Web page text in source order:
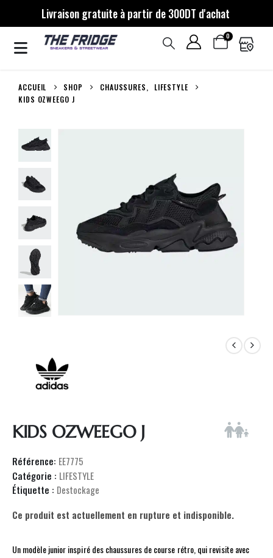
Livraison gratuite à partir de 300DT d'achat
0
ACCUEIL SHOP CHAUSSURES,
LIFESTYLE
KIDS OZWEEGO J
KIDS OZWEEGO J
Référence: EE7775
Catégorie : LIFESTYLE
Étiquette : Destockage
Ce produit est actuellement en rupture et indisponible.
Un modèle junior inspiré des chaussures de course rétro, qui revisite avec